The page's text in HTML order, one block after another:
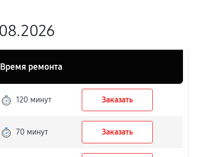
Время ремонта
120 минут Заказать
70 минут Заказать